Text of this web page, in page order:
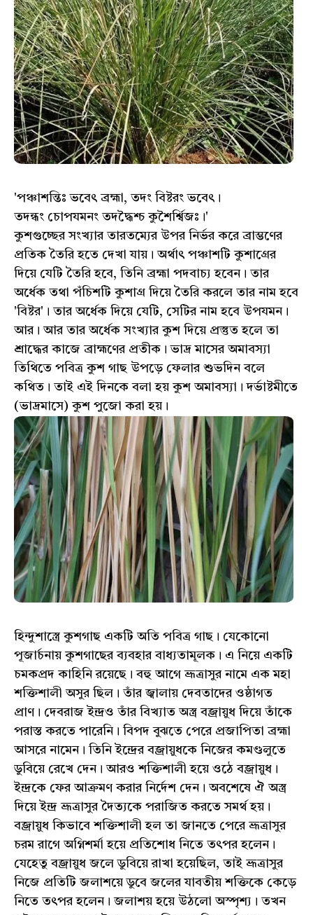
'পঞ্চাশন্তিঃ ভবেৎ ব্রহ্মা, তদং বিষ্টরং ভবেৎ।
তদন্ধং চোপযমনং তদদ্ধৈশ্চ কুশৈর্শ্বিজঃ।'
কুশগুচ্ছের সংখ্যার তারতম্যের উপর নির্ভর করে ব্রাম্ভণের
প্রতিক তৈরি হতে দেখা যায়। অর্থাৎ পঞ্চাশটি কুশাগ্রের
দিয়ে যেটি তৈরি হবে, তিনি ব্রহ্মা পদবাচ্য হবেন। তার
অর্ধেক তথা পঁচিশটি কুশাগ্র দিয়ে তৈরি করলে তার নাম হবে
'বিষ্টর'। তার অর্ধেক দিয়ে যেটি, সেটির নাম হবে উপযমন।
আর। আর তার অর্ধেক সংখ্যার কুশ দিয়ে প্রস্তুত হলে তা
শ্রাদ্ধের কাজে ব্রাহ্মণের প্রতীক। ভাদ্র মাসের অমাবস্যা
তিথিতে পবিত্র কুশ গাছ উপড়ে ফেলার শুভদিন বলে
কথিত। তাই এই দিনকে বলা হয় কুশ অমাবস্যা। দর্ভাষ্টমীতে
(ভাদ্রমাসে) কুশ পুজো করা হয়।
হিন্দুশাস্ত্রে কুশগাছ একটি অতি পবিত্র গাছ। যেকোনো
পূজার্চনায় কুশগাছের ব্যবহার বাধ্যতামূলক। এ নিয়ে একটি
চমকপ্রদ কাহিনি রয়েছে। বহু আগে ভ্রূত্রাসুর নামে এক মহা
শক্তিশালী অসুর ছিল। তাঁর জ্বালায় দেবতাদের ওষ্ঠাগত
প্রাণ। দেবরাজ ইন্দ্রও তাঁর বিখ্যাত অস্ত্র বজ্রায়ুধ দিয়ে তাঁকে
পরাস্ত করতে পারেনি। বিপদ বুঝতে পেরে প্রজাপিতা ব্রহ্মা
আসরে নামেন। তিনি ইন্দ্রের বজ্রায়ুধকে নিজের কমণ্ডলুতে
ডুবিয়ে রেখে দেন। আরও শক্তিশালী হয়ে ওঠে বজ্রায়ুধ।
ইন্দ্রকে ফের আক্রমণ করার নির্দেশ দেন। অবশেষে ঐ অস্ত্র
দিয়ে ইন্দ্র ভ্রূত্রাসুর দৈত্যকে পরাজিত করতে সমর্থ হয়।
বজ্রায়ুধ কিভাবে শক্তিশালী হল তা জানতে পেরে ভ্রূত্রাসুর
চরম রাগে অগ্নিশর্মা হয়ে প্রতিশোধ নিতে তৎপর হলেন।
যেহেতু বজ্রায়ুধ জলে ডুবিয়ে রাখা হয়েছিল, তাই ভ্রূত্রাসুর
নিজে প্রতিটি জলাশয়ে ডুবে জলের যাবতীয় শক্তিকে কেড়ে
নিতে তৎপর হলেন। জলাশয় হয়ে উঠলো অস্পৃশ্য। তখন